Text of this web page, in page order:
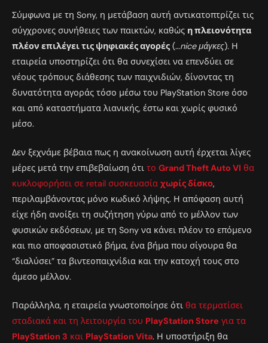
Σύμφωνα με τη Sony, η μετάβαση αυτή αντικατοπτρίζει τις
σύγχρονες συνήθειες των παικτών, καθώς η πλειονότητα
πλέον επιλέγει τις ψηφιακές αγορές (…nice μάγκες). Η
εταιρεία υποστηρίζει ότι θα συνεχίσει να επενδύει σε
νέους τρόπους διάθεσης των παιχνιδιών, δίνοντας τη
δυνατότητα αγοράς τόσο μέσω του PlayStation Store όσο
και από καταστήματα λιανικής, έστω και χωρίς φυσικό
μέσο.
Δεν ξεχνάμε βέβαια πως η ανακοίνωση αυτή έρχεται λίγες
μέρες μετά την επιβεβαίωση ότι το Grand Theft Auto VI θα
κυκλοφορήσει σε retail συσκευασία χωρίς δίσκο,
περιλαμβάνοντας μόνο κωδικό λήψης. Η απόφαση αυτή
είχε ήδη ανοίξει τη συζήτηση γύρω από το μέλλον των
φυσικών εκδόσεων, με τη Sony να κάνει πλέον το επόμενο
και πιο αποφασιστικό βήμα, ένα βήμα που σίγουρα θα
“διαλύσει” τα βιντεοπαιχνίδια και την κατοχή τους στο
άμεσο μέλλον.
Παράλληλα, η εταιρεία γνωστοποίησε ότι θα τερματίσει
σταδιακά και τη λειτουργία του PlayStation Store για τα
PlayStation 3 και PlayStation Vita. Η υποστήριξη θα